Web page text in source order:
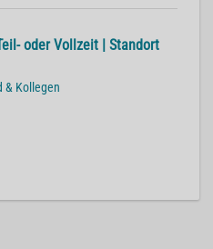
oder Vollzeit | Standort
& Kollegen